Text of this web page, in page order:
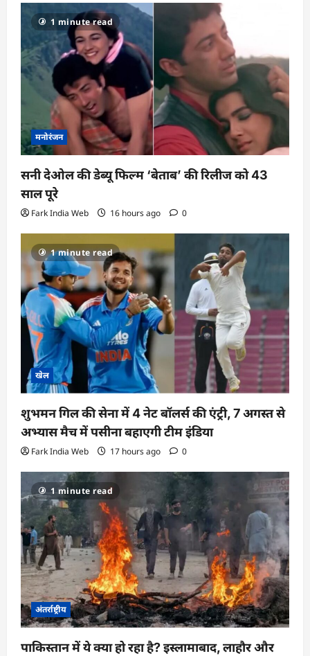
1 minute read
मनोरंजन
सनी देओल की डेब्यू फिल्म ‘बेताब’ की रिलीज को 43
साल पूरे
Fark India Web 16 hours ago 0
1 minute read
खेल
शुभमन गिल की सेना में 4 नेट बॉलर्स की एंट्री, 7 अगस्त से
अभ्यास मैच में पसीना बहाएगी टीम इंडिया
Fark India Web 17 hours ago 0
1 minute read
अंतर्राष्ट्रीय
पाकिस्तान में ये क्या हो रहा है? इस्लामाबाद, लाहौर और